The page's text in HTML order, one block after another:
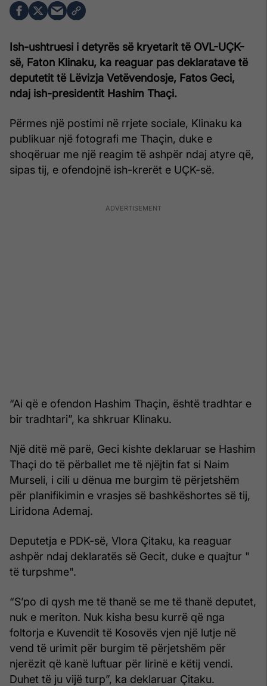
Ish-ushtruesi i detyrës së kryetarit të OVL-UÇK-
së, Faton Klinaku, ka reaguar pas deklaratave të
deputetit të Lëvizja Vetëvendosje, Fatos Geci,
ndaj ish-presidentit Hashim Thaçi.
Përmes një postimi në rrjete sociale, Klinaku ka
publikuar një fotografi me Thaçin, duke e
shoqëruar me një reagim të ashpër ndaj atyre që,
sipas tij, e ofendojnë ish-krerët e UÇK-së.
“Ai që e ofendon Hashim Thaçin, është tradhtar e
bir tradhtari”, ka shkruar Klinaku.
Një ditë më parë, Geci kishte deklaruar se Hashim
Thaçi do të përballet me të njëjtin fat si Naim
Murseli, i cili u dënua me burgim të përjetshëm
për planifikimin e vrasjes së bashkëshortes së tij,
Liridona Ademaj.
Deputetja e PDK-së, Vlora Çitaku, ka reaguar
ashpër ndaj deklaratës së Gecit, duke e quajtur "
të turpshme".
“S’po di qysh me të thanë se me të thanë deputet,
nuk e meriton. Nuk kisha besu kurrë që nga
foltorja e Kuvendit të Kosovës vjen një lutje në
vend të urimit për burgim të përjetshëm për
njerëzit që kanë luftuar për lirinë e këtij vendi.
Duhet të ju vijë turp”, ka deklaruar Çitaku.